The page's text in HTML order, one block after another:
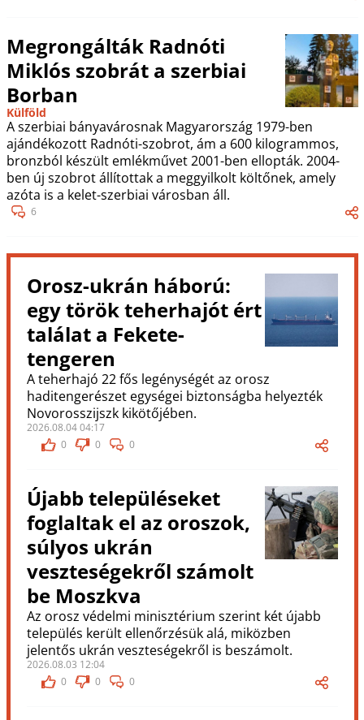
Megrongálták Radnóti
Miklós szobrát a szerbiai
Borban
Külföld
A szerbiai bányavárosnak Magyarország 1979-ben
ajándékozott Radnóti-szobrot, ám a 600 kilogrammos,
bronzból készült emlékművet 2001-ben ellopták. 2004-
ben új szobrot állítottak a meggyilkolt költőnek, amely
azóta is a kelet-szerbiai városban áll.
6
Orosz-ukrán háború:
egy török teherhajót ért
találat a Fekete-
tengeren
A teherhajó 22 fős legénységét az orosz
haditengerészet egységei biztonságba helyezték
Novorosszijszk kikötőjében.
2026.08.04 04:17
0
0 0
Újabb településeket
foglaltak el az oroszok,
súlyos ukrán
veszteségekről számolt
be Moszkva
Az orosz védelmi minisztérium szerint két újabb
település került ellenőrzésük alá, miközben
jelentős ukrán veszteségekről is beszámolt.
2026.08.03 12:04
0
0 0